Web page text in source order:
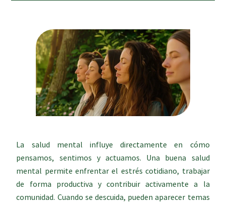
La salud mental influye directamente en cómo
pensamos, sentimos y actuamos. Una buena salud
mental permite enfrentar el estrés cotidiano, trabajar
de forma productiva y contribuir activamente a la
comunidad. Cuando se descuida, pueden aparecer temas